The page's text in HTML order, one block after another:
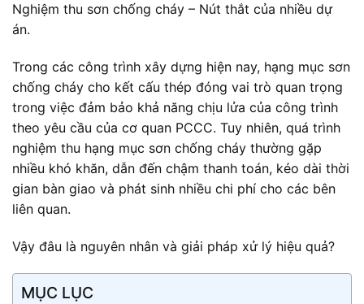
Nghiệm thu sơn chống cháy – Nút thắt của nhiều dự
án.
Trong các công trình xây dựng hiện nay, hạng mục sơn
chống cháy cho kết cấu thép đóng vai trò quan trọng
trong việc đảm bảo khả năng chịu lửa của công trình
theo yêu cầu của cơ quan PCCC. Tuy nhiên, quá trình
nghiệm thu hạng mục sơn chống cháy thường gặp
nhiều khó khăn, dẫn đến chậm thanh toán, kéo dài thời
gian bàn giao và phát sinh nhiều chi phí cho các bên
liên quan.
Vậy đâu là nguyên nhân và giải pháp xử lý hiệu quả?
MỤC LỤC